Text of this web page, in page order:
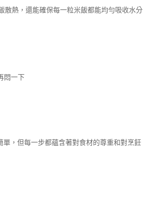
散熱，還能確保每一粒米飯都能均勻吸收水分
悶一下
，但每一步都蘊含著對食材的尊重和對烹飪